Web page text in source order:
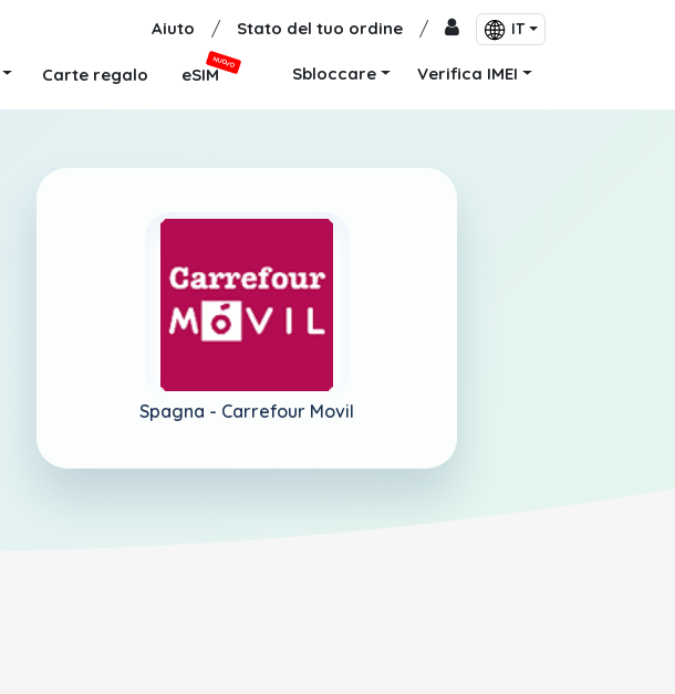
Aiuto / Stato del tuo ordine / IT
Carte regalo eSIM
NUOVO
Sbloccare Verifica IMEI
Spagna - Carrefour Movil